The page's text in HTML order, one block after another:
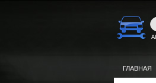
ГЛАВНАЯ